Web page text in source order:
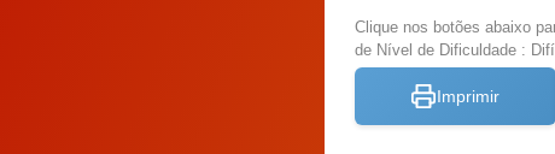
Clique nos botões abaixo
de Nível de Dificuldade :
Imprimir